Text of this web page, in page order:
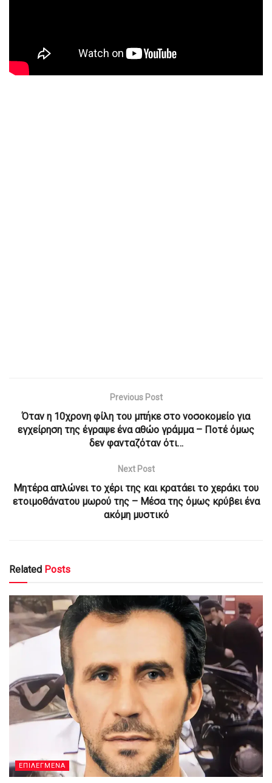
Previous Post
Όταν η 10χρονη φίλη του μπήκε στο νοσοκομείο για
εγχείρηση της έγραψε ένα αθώο γράμμα – Ποτέ όμως
δεν φανταζόταν ότι…
Next Post
Μητέρα απλώνει το χέρι της και κρατάει το χεράκι του
ετοιμοθάνατου μωρού της – Μέσα της όμως κρύβει ένα
ακόμη μυστικό
Related Posts
ΕΠΙΛΕΓΜΕΝΑ